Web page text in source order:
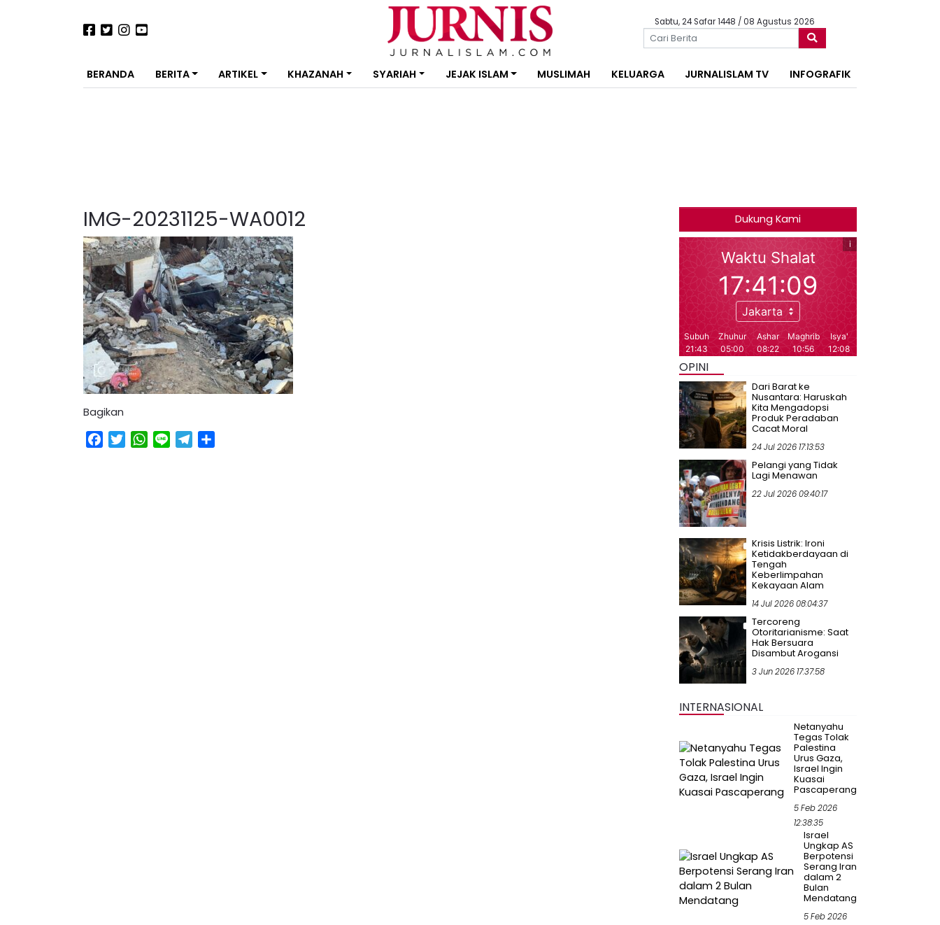
Sabtu, 24 Safar 1448 / 08 Agustus 2026
BERANDA BERITA ARTIKEL KHAZANAH SYARIAH JEJAK ISLAM MUSLIMAH KELUARGA JURNALISLAM TV INFOGRAFIK
IMG-20231125-WA0012
Bagikan
Facebook
TwitterWhatsApp
Line Telegram
Dukung Kami
OPINI
Dari Barat ke
Nusantara: Haruskah
Kita Mengadopsi
Produk Peradaban
Cacat Moral
24 Jul 2026 17:13:53
Pelangi yang Tidak
Lagi Menawan
22 Jul 2026 09:40:17
Krisis Listrik: Ironi
Ketidakberdayaan di
Tengah
Keberlimpahan
Kekayaan Alam
14 Jul 2026 08:04:37
Tercoreng
Otoritarianisme: Saat
Hak Bersuara
Disambut Arogansi
3 Jun 2026 17:37:58
INTERNASIONAL
Netanyahu
Tegas Tolak
Palestina
Urus Gaza,
Israel Ingin
Kuasai
Pascaperang
5 Feb 2026
12:38:35
Israel
Ungkap AS
Berpotensi
Serang Iran
dalam 2
Bulan
Mendatang
5 Feb 2026